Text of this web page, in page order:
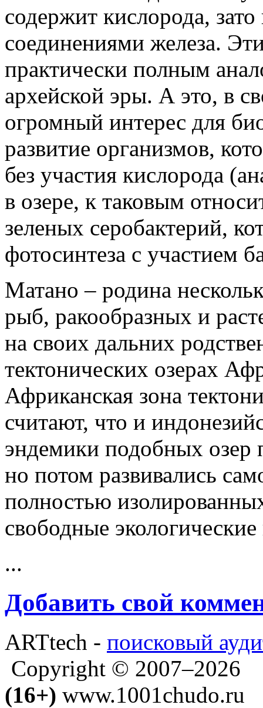
содержит кислорода,
соединениями железа.
практически полным
архейской эры. А это, в
огромный интерес для
развитие организмов,
без участия кислорода
в озере, к таковым
зеленых серобактерий,
фотосинтеза с участием
Матано – родина
рыб, ракообразных и
на своих дальних
тектонических озерах
Африканская зона
считают, что и
эндемики подобных озер
но потом развивались
полностью
свободные
...
Добавить свой
ARTtech - поисковый
Copyright © 2007–2026
(16+) www.1001chudo.ru